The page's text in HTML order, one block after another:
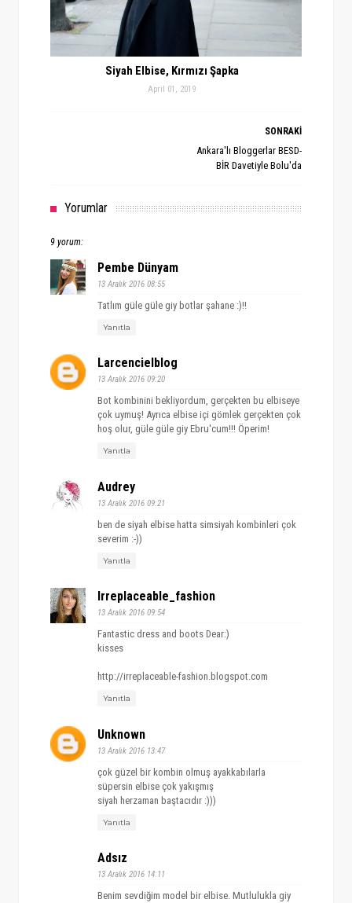
Siyah Elbise, Kırmızı Şapka
April 01, 2019
SONRAKİ
Ankara'lı Bloggerlar BESD-
BİR Davetiyle Bolu'da
Yorumlar
9 yorum:
Pembe Dünyam
13 Aralık 2016 08:55
Tatlım güle güle giy botlar şahane :)!!
Yanıtla
Larcencielblog
13 Aralık 2016 09:20
Bot kombinini bekliyordum, gerçekten bu elbiseye
çok uymuş! Ayrıca elbise içi gömlek gerçekten çok
hoş olur, güle güle giy Ebru'cum!!! Öperim!
Yanıtla
Audrey
13 Aralık 2016 09:21
ben de siyah elbise hatta simsiyah kombinleri çok
severim :-))
Yanıtla
Irreplaceable_fashion
13 Aralık 2016 09:54
Fantastic dress and boots Dear:)
kisses
http://irreplaceable-fashion.blogspot.com
Yanıtla
Unknown
13 Aralık 2016 13:47
çok güzel bir kombin olmuş ayakkabılarla
süpersin elbise çok yakışmış
siyah herzaman baştacıdır :)))
Yanıtla
Adsız
13 Aralık 2016 14:11
Benim sevdiğim model bir elbise. Mutlulukla giy